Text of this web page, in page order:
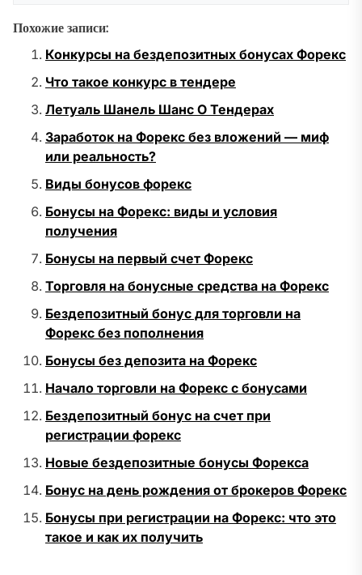
Похожие записи:
Конкурсы на бездепозитных бонусах Форекс
Что такое конкурс в тендере
Летуаль Шанель Шанс О Тендерах
Заработок на Форекс без вложений — миф
или реальность?
Виды бонусов форекс
Бонусы на Форекс: виды и условия
получения
Бонусы на первый счет Форекс
Торговля на бонусные средства на Форекс
Бездепозитный бонус для торговли на
Форекс без пополнения
Бонусы без депозита на Форекс
Начало торговли на Форекс с бонусами
Бездепозитный бонус на счет при
регистрации форекс
Новые бездепозитные бонусы Форекса
Бонус на день рождения от брокеров Форекс
Бонусы при регистрации на Форекс: что это
такое и как их получить